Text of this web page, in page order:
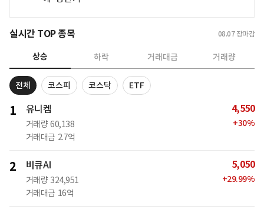
실시간 TOP 종목 08.07 장마감
상승 하락 거래대금 거래량
전체 코스피 코스닥 ETF
1 유니켐
거래량 60,138
거래대금 2.7억
4,550
+30%
2 비큐AI
거래량 324,951
거래대금 16억
5,050
+29.99%